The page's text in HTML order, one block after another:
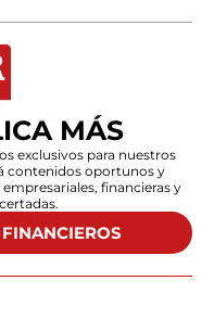
MÁS
exclusivos para nuestros
contenidos oportunos y
financieras y